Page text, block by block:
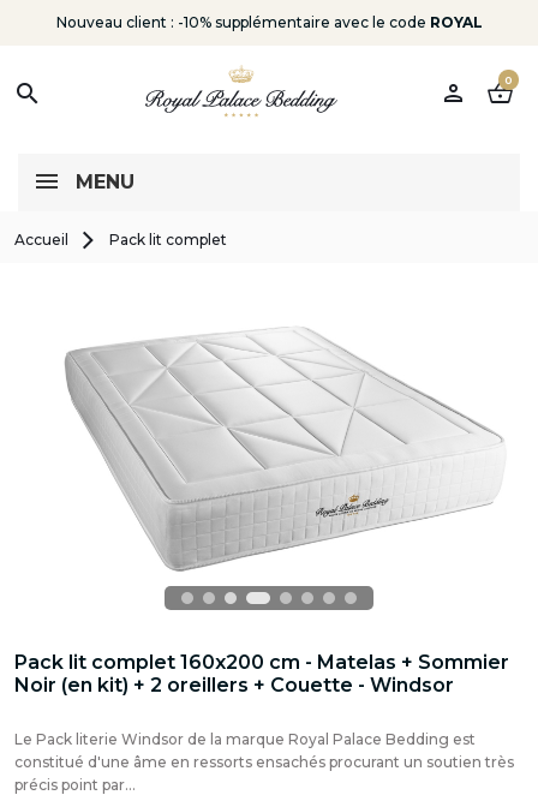
Nouveau client : -10% supplémentaire avec le code ROYAL
search person shopping_basket
0
MENU
Accueil Pack lit complet
Pack lit complet 160x200 cm - Matelas + Sommier
Noir (en kit) + 2 oreillers + Couette - Windsor
Le Pack literie Windsor de la marque Royal Palace Bedding est
constitué d'une âme en ressorts ensachés procurant un soutien très
précis point par...